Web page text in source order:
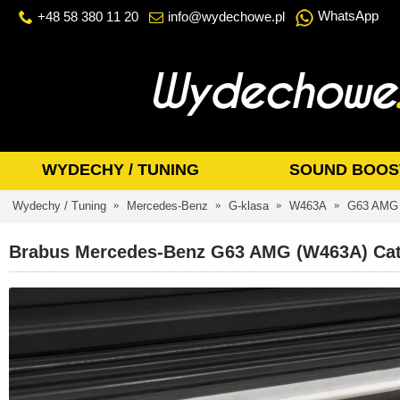
+48 58 380 11 20 info@wydechowe.pl WhatsApp
WYDECHY / TUNING SOUND
Wydechy / Tuning Mercedes-Benz G-klasa W463A G63 AMG
Brabus Mercedes-Benz G63 AMG (W463A)